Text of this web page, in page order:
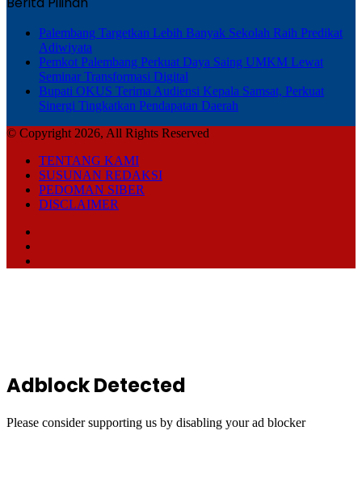
Palembang Targetkan Lebih Banyak Sekolah Raih Predikat
Adiwiyata
Pemkot Palembang Perkuat Daya Saing UMKM Lewat
Seminar Transformasi Digital
Bupati OKUS Terima Audiensi Kepala Samsat, Perkuat
Sinergi Tingkatkan Pendapatan Daerah
© Copyright 2026, All Rights Reserved
TENTANG KAMI
SUSUNAN REDAKSI
PEDOMAN SIBER
DISCLAIMER
Adblock Detected
Please consider supporting us by disabling your ad blocker